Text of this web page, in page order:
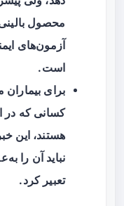
محصول
آزمون‌های
است.
برای بیماران
کسانی که در
هستند، این
نباید آن را
تعبیر کرد.